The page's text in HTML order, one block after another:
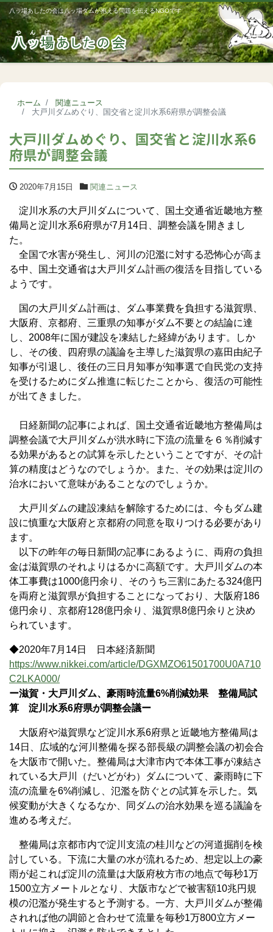
八ッ場あしたの会は八ッ場ダムが抱える問題を伝えるNGOです
ホーム
関連ニュース
大戸川ダムめぐり、国交省と淀川水系6府県が調整会議
大戸川ダムめぐり、国交省と淀川水系6
府県が調整会議
2020年7月15日 関連ニュース
淀川水系の大戸川ダムについて、国土交通省近畿地方整
備局と淀川水系6府県が7月14日、調整会議を開きまし
た。
全国で水害が発生し、河川の氾濫に対する恐怖心が高ま
る中、国土交通省は大戸川ダム計画の復活を目指している
ようです。
国の大戸川ダム計画は、ダム事業費を負担する滋賀県、
大阪府、京都府、三重県の知事がダム不要との結論に達
し、2008年に国が建設を凍結した経緯があります。しか
し、その後、四府県の議論を主導した滋賀県の嘉田由紀子
知事が引退し、後任の三日月知事が知事選で自民党の支持
を受けるためにダム推進に転じたことから、復活の可能性
が出てきました。
日経新聞の記事によれば、国土交通省近畿地方整備局は
調整会議で大戸川ダムが洪水時に下流の流量を６％削減す
る効果があるとの試算を示したということですが、その計
算の精度はどうなのでしょうか。また、その効果は淀川の
治水において意味があることなのでしょうか。
大戸川ダムの建設凍結を解除するためには、今もダム建
設に慎重な大阪府と京都府の同意を取りつける必要があり
ます。
以下の昨年の毎日新聞の記事にあるように、両府の負担
金は滋賀県のそれよりはるかに高額です。大戸川ダムの本
体工事費は1000億円余り、そのうち三割にあたる324億円
を両府と滋賀県が負担することになっており、大阪府186
億円余り、京都府128億円余り、滋賀県8億円余りと決め
られています。
◆2020年7月14日 日本経済新聞
https://www.nikkei.com/article/DGXMZO61501700U0A710
C2LKA000/
ー滋賀・大戸川ダム、豪雨時流量6%削減効果 整備局試
算 淀川水系6府県が調整会議ー
大阪府や滋賀県など淀川水系6府県と近畿地方整備局は
14日、広域的な河川整備を探る部長級の調整会議の初会合
を大阪市で開いた。整備局は大津市内で本体工事が凍結さ
れている大戸川（だいどがわ）ダムについて、豪雨時に下
流の流量を6%削減し、氾濫を防ぐとの試算を示した。気
候変動が大きくなるなか、同ダムの治水効果を巡る議論を
進める考えだ。
整備局は京都市内で淀川支流の桂川などの河道掘削を検
討している。下流に大量の水が流れるため、想定以上の豪
雨が起これば淀川の流量は大阪府枚方市の地点で毎秒1万
1500立方メートルとなり、大阪市などで被害額10兆円規
模の氾濫が発生すると予測する。一方、大戸川ダムが整備
されれば他の調節と合わせて流量を毎秒1万800立方メー